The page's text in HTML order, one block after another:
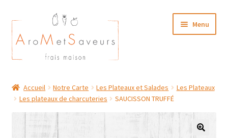
Aller
à
la
navigation
Aller
au
contenu
Menu
Plat du Jour/ Menu Week end
NOS BOUTIQUES
Accueil Notre Carte Les Plateaux et Salades
Les Plateaux
Les plateaux de charcuteries
SAUCISSON TRUFFÉ